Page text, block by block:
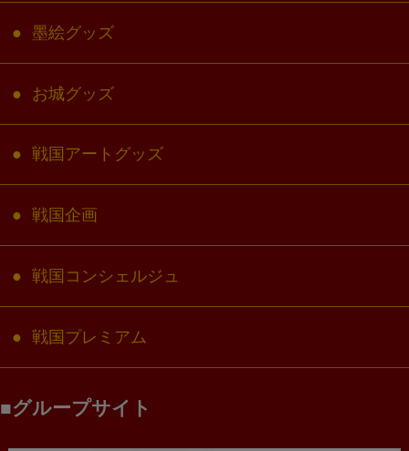
墨絵グッズ
お城グッズ
戦国アートグッズ
戦国企画
戦国コンシェルジュ
戦国プレミアム
グループサイト